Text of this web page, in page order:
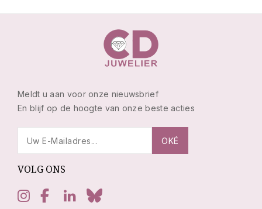
Meldt u aan voor onze nieuwsbrief
En blijf op de hoogte van onze beste acties
VOLG ONS